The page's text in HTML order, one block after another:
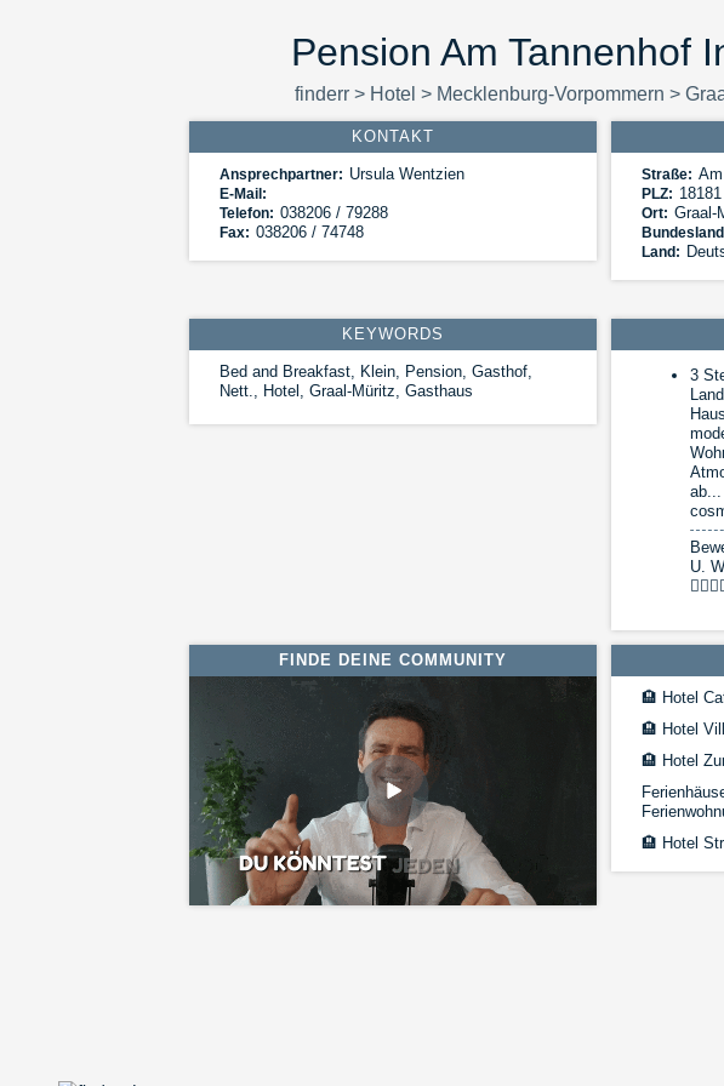
Pension Am Tannenhof
finderr> Hotel > Mecklenburg-Vorpommern >
KONTAKT
Ansprechpartner: Ursula Wentzien
E-Mail:
Telefon: 038206 / 79288
Fax: 038206 / 74748
Straße:
PLZ: 18181
Ort: Graal-
Land:
KEYWORDS
Bed and Breakfast, Klein, Pension, Gasthof,
Nett., Hotel, Graal-Müritz, Gasthaus
3
U.
FINDE DEINE COMMUNITY
🏨 Hotel
🏨 Hotel
🏨 Hotel
🏨 Hotel